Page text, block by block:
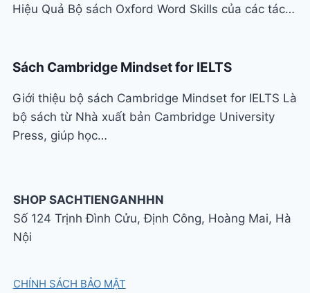
Hiệu Quả Bộ sách Oxford Word Skills của các tác…
Sách Cambridge Mindset for IELTS
Giới thiệu bộ sách Cambridge Mindset for IELTS Là
bộ sách từ Nhà xuất bản Cambridge University
Press, giúp học…
SHOP SACHTIENGANHHN
Số 124 Trịnh Đình Cửu, Định Công, Hoàng Mai, Hà
Nội
CHÍNH SÁCH BẢO MẬT